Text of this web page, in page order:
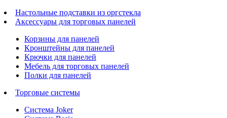
Настольные подставки из оргстекла
Аксессуары для торговых панелей
Корзины для панелей
Кронштейны для панелей
Крючки для панелей
Мебель для торговых панелей
Полки для панелей
Торговые системы
Система Joker